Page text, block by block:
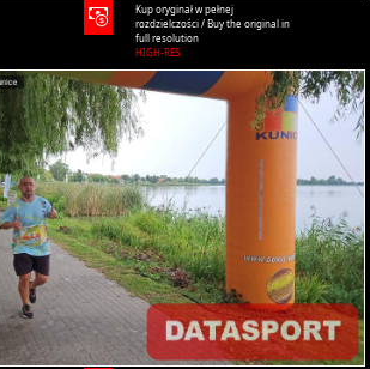
Kup oryginał w pełnej
rozdzielczości / Buy the original in
full resolution
HIGH-RES